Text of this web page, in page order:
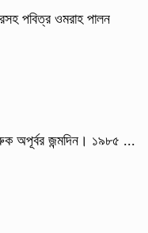
পবিত্র ওমরাহ পালন
অপূর্বর জন্মদিন। ১৯৮৫ ...